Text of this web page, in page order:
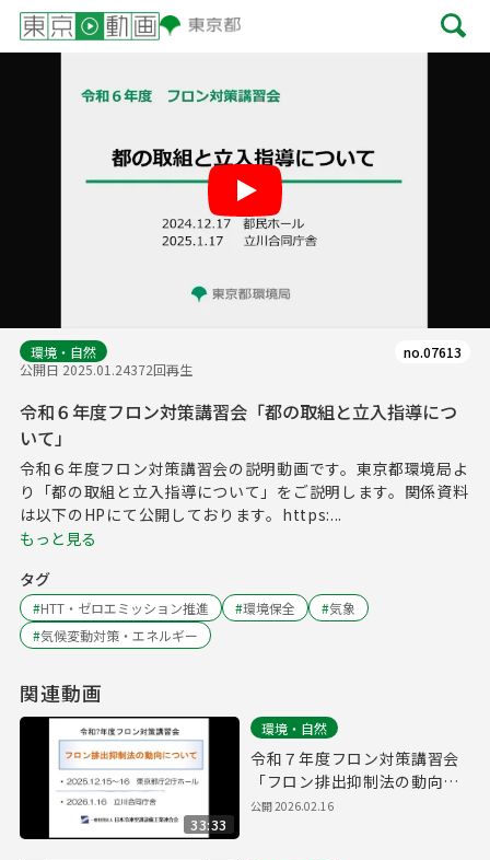
環境・自然
公開日 2025.01.24372回再生
no.07613
令和６年度フロン対策講習会「都の取組と立入指導につ
いて」
令和６年度フロン対策講習会の説明動画です。東京都環境局よ
り「都の取組と立入指導について」をご説明します。関係資料
は以下のHPにて公開しております。https:...
もっと見る
タグ
#HTT・ゼロエミッション推進 #環境保全 #気象
#気候変動対策・エネルギー
関連動画
33:33
環境・自然
令和７年度フロン対策講習会
「フロン排出抑制法の動向に
ついて」
公開2026.02.16